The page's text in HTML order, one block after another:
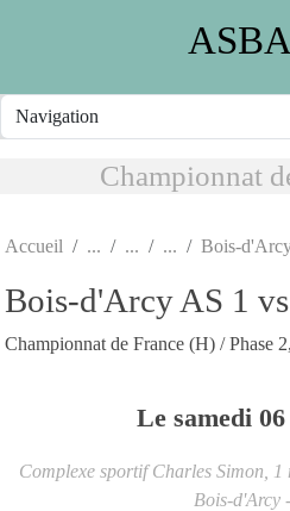
Championnat
Accueil Bois-
Bois-d'Arcy AS 1
Championnat de France (H) / Phase
Le samedi 06
Complexe sportif Charles Simon,
Bois-d'Arcy